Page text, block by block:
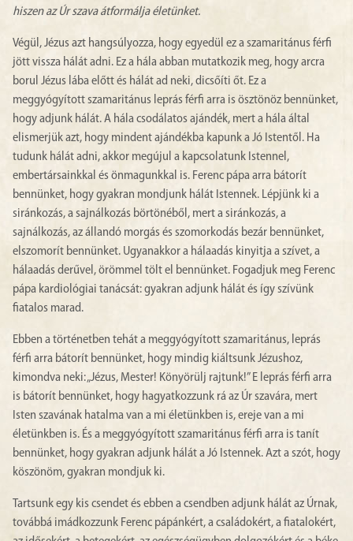
hiszen az Úr szava átformálja életünket.
Végül, Jézus azt hangsúlyozza, hogy egyedül ez a szamaritánus férfi
jött vissza hálát adni. Ez a hála abban mutatkozik meg, hogy arcra
borul Jézus lába előtt és hálát ad neki, dicsőíti őt. Ez a
meggyógyított szamaritánus leprás férfi arra is ösztönöz bennünket,
hogy adjunk hálát. A hála csodálatos ajándék, mert a hála által
elismerjük azt, hogy mindent ajándékba kapunk a Jó Istentől. Ha
tudunk hálát adni, akkor megújul a kapcsolatunk Istennel,
embertársainkkal és önmagunkkal is. Ferenc pápa arra bátorít
bennünket, hogy gyakran mondjunk hálát Istennek. Lépjünk ki a
siránkozás, a sajnálkozás börtönéből, mert a siránkozás, a
sajnálkozás, az állandó morgás és szomorkodás bezár bennünket,
elszomorít bennünket. Ugyanakkor a hálaadás kinyitja a szívet, a
hálaadás derűvel, örömmel tölt el bennünket. Fogadjuk meg Ferenc
pápa kardiológiai tanácsát: gyakran adjunk hálát és így szívünk
fiatalos marad.
Ebben a történetben tehát a meggyógyított szamaritánus, leprás
férfi arra bátorít bennünket, hogy mindig kiáltsunk Jézushoz,
kimondva neki: „Jézus, Mester! Könyörülj rajtunk!” E leprás férfi arra
is bátorít bennünket, hogy hagyatkozzunk rá az Úr szavára, mert
Isten szavának hatalma van a mi életünkben is, ereje van a mi
életünkben is. És a meggyógyított szamaritánus férfi arra is tanít
bennünket, hogy gyakran adjunk hálát a Jó Istennek. Azt a szót, hogy
köszönöm, gyakran mondjuk ki.
Tartsunk egy kis csendet és ebben a csendben adjunk hálát az Úrnak,
továbbá imádkozzunk Ferenc pápánkért, a családokért, a fiatalokért,